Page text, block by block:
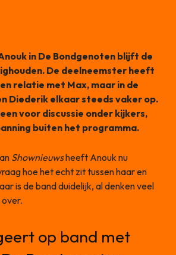
in De Bondgenoten blijft de
De deelneemster heeft
relatie met Max, maar in de
Diederik elkaar steeds vaker op.
voor discussie onder kijkers,
buiten het programma.
Shownieuwsheeft Anouk nu
hoe het echt zit tussen haar en
is de band duidelijk, al denken veel
op band met